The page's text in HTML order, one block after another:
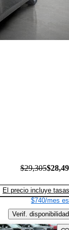
$29,305
El precio incluye tasas
$740/mes
Verif. disponibilidad